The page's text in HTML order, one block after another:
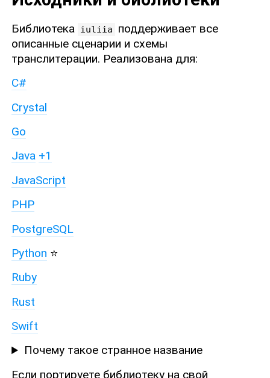
Библиотека iuliia
поддерживает все
описанные сценарии и схемы
транслитерации. Реализована для:
C#
Crystal
Go
Java +1
JavaScript
PHP
PostgreSQL
Python ⭐
Ruby
Rust
Swift
Почему такое странное название
Если портируете библиотеку на свой